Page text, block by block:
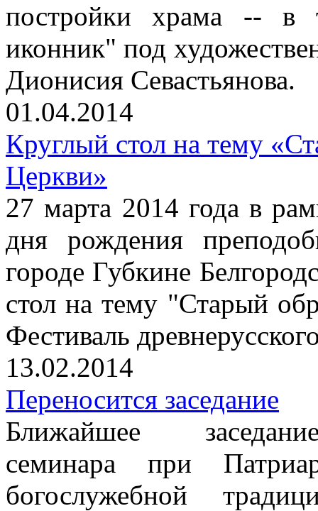
постройки храма -- в
иконник" под
Дионисия Севастьянова.
01.04.2014
Круглый стол на тему
Церкви»
27 марта 2014 года в
дня рождения
городе Губкине
стол на тему "Старый
Фестиваль
13.02.2014
Переносится заседание
Ближайшее
семинара при
богослужебной